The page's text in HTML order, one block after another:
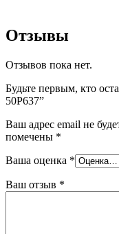
Отзывы
Отзывов пока нет.
Будьте первым, кто
50P637”
Ваш адрес email не
помечены *
Ваша оценка *
Ваш отзыв *